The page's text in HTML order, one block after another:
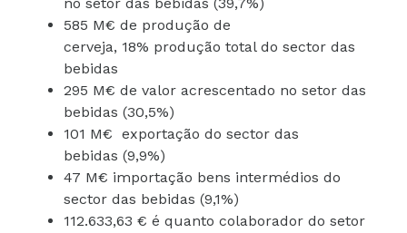
585 M€ de produção de
cerveja, 18% produção total do sector das
bebidas
295 M€ de valor acrescentado no setor das
bebidas (30,5%)
101 M€ exportação do sector das
bebidas (9,9%)
47 M€ importação bens intermédios do
sector das bebidas (9,1%)
112.633,63 € é quanto colaborador do setor